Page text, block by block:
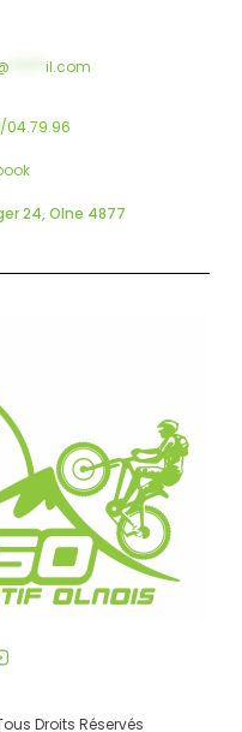
il.com
24, Olne 4877
Droits Réservés